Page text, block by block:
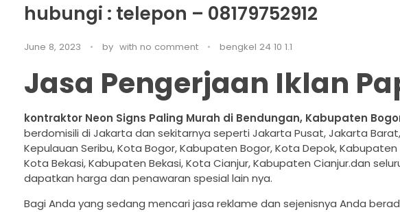
hubungi : telepon – 08179752912
June 8, 2023 by with no comment bengkel 24 10 1.1
Jasa Pengerjaan Iklan
kontraktor Neon Signs Paling Murah di Bendungan, Kabupaten
berdomisili di Jakarta dan sekitarnya seperti Jakarta Pusat, Jakarta
Kepulauan Seribu, Kota Bogor, Kabupaten Bogor, Kota Depok,
Kota Bekasi, Kabupaten Bekasi, Kota Cianjur, Kabupaten Cianjur.dan
dapatkan harga dan penawaran spesial lain nya.
Bagi Anda yang sedang mencari jasa reklame dan sejenisnya Anda